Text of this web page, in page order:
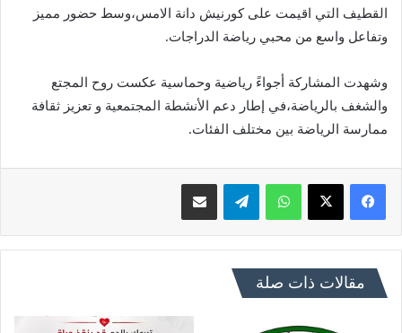
القطيف التي اقيمت على كورنيش دانة الامس،وسط حضور مميز
وتفاعل واسع من محبي رياضة الدراجات.
وشهدت المشاركة أجواءً رياضية وحماسية عكست روح المجتع
والشغف بالرياضة،في إطار دعم الأنشطة المجتمعية و تعزيز ثقافة
ممارسة الرياضة بين مختلف الفئات.
فيسبوك X واتساب تيلقرام
مقالات ذات صلة